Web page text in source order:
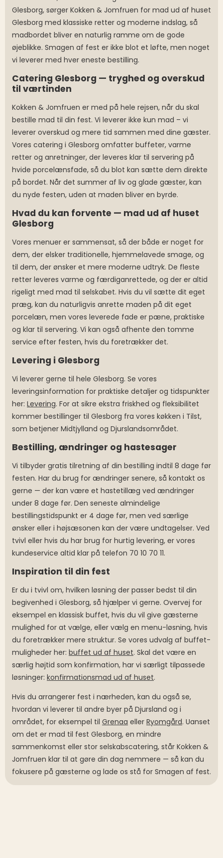
Glesborg, sørger Kokken & Jomfruen for mad ud af huset
Glesborg med klassiske retter og moderne indslag, så
madbordet bliver en naturlig ramme om de gode
øjeblikke. Smagen af fest er ikke blot et løfte, men noget
vi leverer med hver eneste bestilling.
Catering Glesborg — tryghed og overskud
til værtinden
Kokken & Jomfruen er med på hele rejsen, når du skal
bestille mad til din fest. Vi leverer ikke kun mad – vi
leverer overskud og mere tid sammen med dine gæster.
Vores catering i Glesborg omfatter buffeter, varme
retter og anretninger, der leveres klar til servering på
hvide porcelænsfade, så du blot kan sætte dem direkte
på bordet. Når det summer af liv og glade gæster, kan
du nyde festen, uden at maden bliver en byrde.
Hvad du kan forvente — mad ud af huset
Glesborg
Vores menuer er sammensat, så der både er noget for
dem, der elsker traditionelle, hjemmelavede smage, og
til dem, der ønsker et mere moderne udtryk. De fleste
retter leveres varme og færdiganrettede, og der er altid
rigeligt med mad til selskabet. Hvis du vil sætte dit eget
præg, kan du naturligvis anrette maden på dit eget
porcelæn, men vores leverede fade er pæne, praktiske
og klar til servering. Vi kan også afhente den tomme
service efter festen, hvis du foretrækker det.
Levering i Glesborg
Vi leverer gerne til hele Glesborg. Se vores
leveringsinformation for praktiske detaljer og tidspunkter
her: Levering. For at sikre ekstra friskhed og fleksibilitet
kommer bestillinger til Glesborg fra vores køkken i Tilst,
som betjener Midtjylland og Djurslandsområdet.
Bestilling, ændringer og hastesager
Vi tilbyder gratis tilretning af din bestilling indtil 8 dage før
festen. Har du brug for ændringer senere, så kontakt os
gerne — der kan være et hastetillæg ved ændringer
under 8 dage før. Den seneste almindelige
bestillingstidspunkt er 4 dage før, men ved særlige
ønsker eller i højsæsonen kan der være undtagelser. Ved
tvivl eller hvis du har brug for hurtig levering, er vores
kundeservice altid klar på telefon 70 10 70 11.
Inspiration til din fest
Er du i tvivl om, hvilken løsning der passer bedst til din
begivenhed i Glesborg, så hjælper vi gerne. Overvej for
eksempel en klassisk buffet, hvis du vil give gæsterne
mulighed for at vælge, eller vælg en menu-løsning, hvis
du foretrækker mere struktur. Se vores udvalg af buffet-
muligheder her: buffet ud af huset. Skal det være en
særlig højtid som konfirmation, har vi særligt tilpassede
løsninger: konfirmationsmad ud af huset.
Hvis du arrangerer fest i nærheden, kan du også se,
hvordan vi leverer til andre byer på Djursland og i
området, for eksempel til Grenaa eller Ryomgård. Uanset
om det er mad til fest Glesborg, en mindre
sammenkomst eller stor selskabscatering, står Kokken &
Jomfruen klar til at gøre din dag nemmere — så kan du
fokusere på gæsterne og lade os stå for Smagen af fest.